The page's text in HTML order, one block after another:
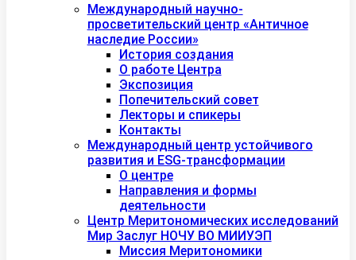
Международный научно-
просветительский центр «Античное
наследие России»
История создания
О работе Центра
Экспозиция
Попечительский совет
Лекторы и спикеры
Контакты
Международный центр устойчивого
развития и ESG-трансформации
О центре
Направления и формы
деятельности
Центр Меритономических исследований
Мир Заслуг НОЧУ ВО МИИУЭП
Миссия Меритономики